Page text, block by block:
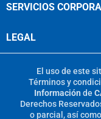
SERVICIOS
LEGAL
El uso de este
Términos y
Información de
Derechos
o parcial, así